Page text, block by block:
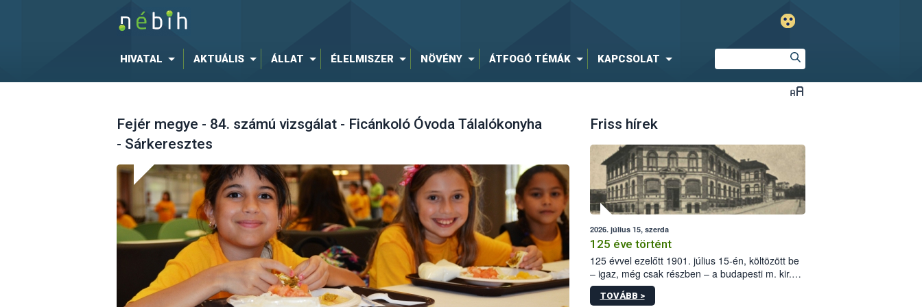
HIVATAL AKTUÁLIS ÁLLAT ÉLELMISZER NÖVÉNY ÁTFOGÓ TÉMÁK KAPCSOLAT
Fejér megye - 84. számú vizsgálat - Ficánkoló Óvoda Tálalókonyha
- Sárkeresztes
Friss hírek
2026. július 15, szerda
125 éve történt
125 évvel ezelőtt 1901. július 15-én, költözött be
– igaz, még csak részben – a budapesti m. kir.
állami vetőmagvizsgáló állomás a Kis Rókus utca
15. szám alatti, Czigler Győző által tervezett új
TOVÁBB >